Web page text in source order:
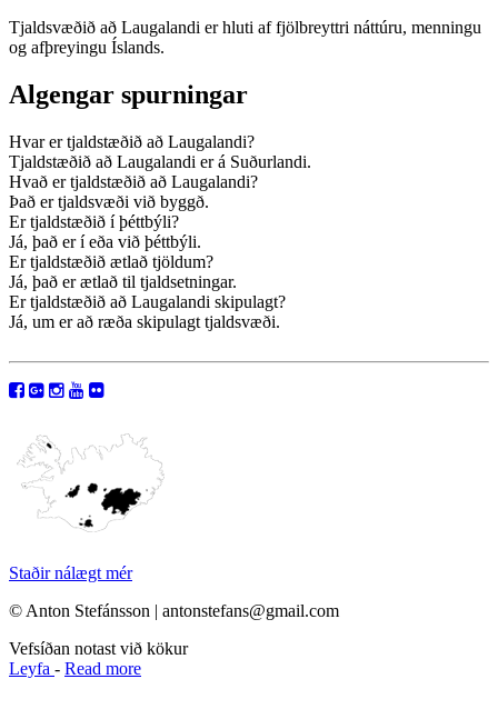
Tjaldsvæðið að Laugalandi er hluti af fjölbreyttri náttúru, menningu
og afþreyingu Íslands.
Algengar spurningar
Hvar er tjaldstæðið að Laugalandi?
Tjaldstæðið að Laugalandi er á Suðurlandi.
Hvað er tjaldstæðið að Laugalandi?
Það er tjaldsvæði við byggð.
Er tjaldstæðið í þéttbýli?
Já, það er í eða við þéttbýli.
Er tjaldstæðið ætlað tjöldum?
Já, það er ætlað til tjaldsetningar.
Er tjaldstæðið að Laugalandi skipulagt?
Já, um er að ræða skipulagt tjaldsvæði.
Staðir nálægt mér
© Anton Stefánsson | antonstefans@gmail.com
Vefsíðan notast við kökur
Leyfa - Read more